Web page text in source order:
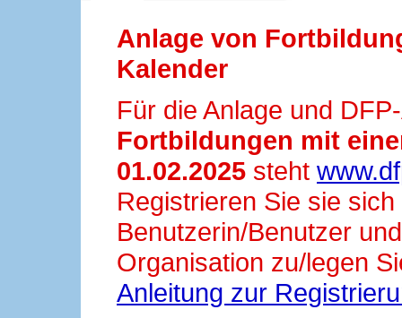
Anlage von
Kalender
Für die Anlage und
Fortbildungen mit
01.02.2025 steht
Registrieren Sie sie
Benutzerin/Benutzer
Organisation zu/legen
Anleitung zur